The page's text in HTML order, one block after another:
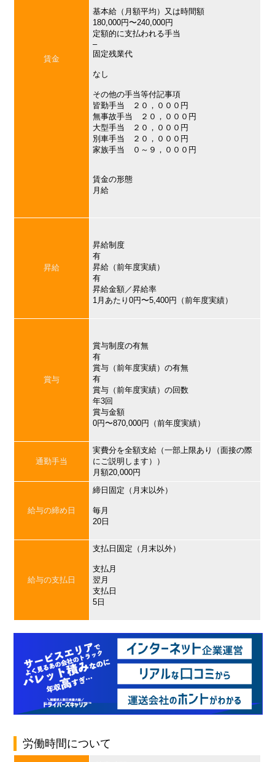
賃金
基本給（月額平均）又は時間額
180,000円〜240,000円
定額的に支払われる手当
–
固定残業代
なし
その他の手当等付記事項
皆勤手当 ２０，０００円
無事故手当 ２０，０００円
大型手当 ２０，０００円
別車手当 ２０，０００円
家族手当 ０～９，０００円
賃金の形態
月給
昇給
昇給制度
有
昇給（前年度実績）
有
昇給金額／昇給率
1月あたり0円〜5,400円（前年度実績）
賞与
賞与制度の有無
有
賞与（前年度実績）の有無
有
賞与（前年度実績）の回数
年3回
賞与金額
0円〜870,000円（前年度実績）
通勤手当
実費分を全額支給（一部上限あり（面接の際
にご説明します））
月額20,000円
給与の締め日
締日固定（月末以外）
毎月
20日
給与の支払日
支払日固定（月末以外）
支払月
翌月
支払日
5日
労働時間について